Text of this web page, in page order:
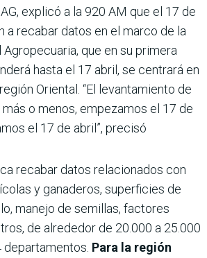
explicó a la 920 AM que el 17 de
a recabar datos en el marco de la
que en su primera
hasta el 17 abril, se centrará en
Oriental. “El levantamiento de
o menos, empezamos el 17 de
el 17 de abril”, precisó
recabar datos relacionados con
y ganaderos, superficies de
manejo de semillas, factores
de alrededor de 20.000 a 25.000
Para la región